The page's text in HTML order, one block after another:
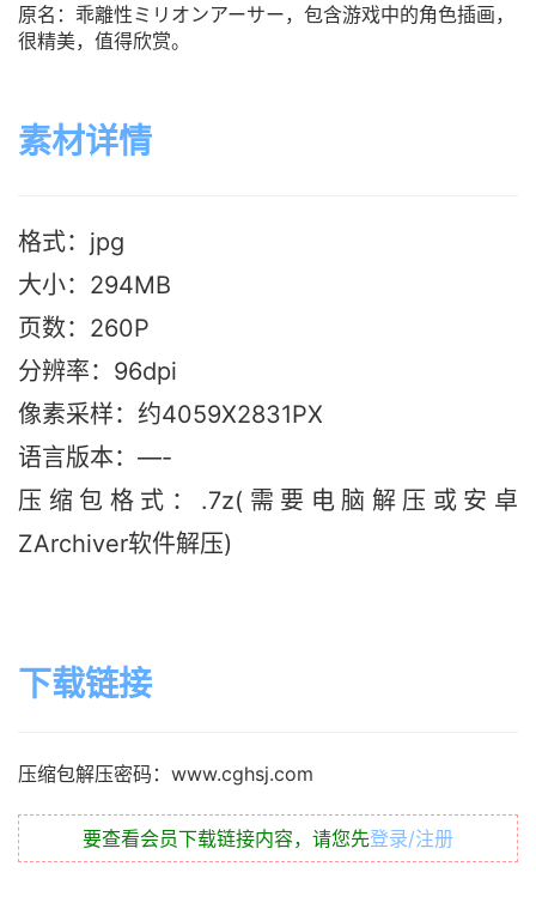
原名：乖離性ミリオンアーサー，包含游戏中的角色插画，
很精美，值得欣赏。
素材详情
格式：jpg
大小：294MB
页数：260P
分辨率：96dpi
像素采样：约4059X2831PX
语言版本：—-
压缩包格式：.7z(需要电脑解压或安卓
ZArchiver软件解压)
下载链接
压缩包解压密码：www.cghsj.com
要查看会员下载链接内容，请您先登录/注册